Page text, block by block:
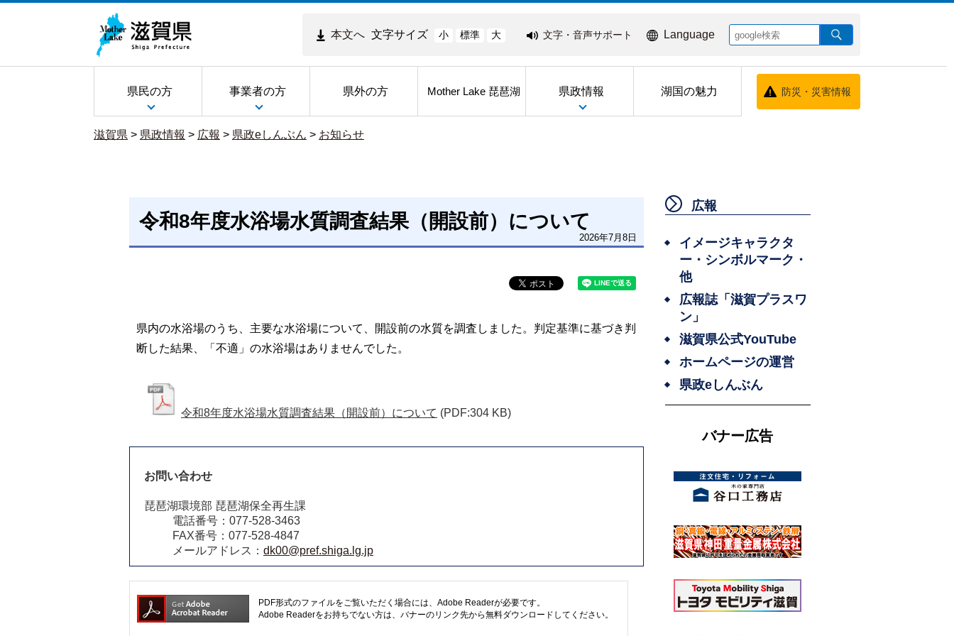
本文へ 文字サイズ 小 標準 大 文字・音声サポート Language
県民の方 事業者の方 県外の方 Mother Lake 琵琶湖 県政情報 湖国の魅力 防災・災害情報
滋賀県 > 県政情報 > 広報 > 県政eしんぶん > お知らせ
令和8年度水浴場水質調査結果（開設前）について
2026年7月8日
県内の水浴場のうち、主要な水浴場について、開設前の水質を調査しました。判定基準に基づき判
断した結果、「不適」の水浴場はありませんでした。
令和8年度水浴場水質調査結果（開設前）について (PDF:304 KB)
お問い合わせ
琵琶湖環境部 琵琶湖保全再生課
電話番号：077-528-3463
FAX番号：077-528-4847
メールアドレス： dk00@pref.shiga.lg.jp
PDF形式のファイルをご覧いただく場合には、Adobe Readerが必要です。
Adobe Readerをお持ちでない方は、バナーのリンク先から無料ダウンロードしてください。
広報
イメージキャラクタ
ー・シンボルマーク・
他
広報誌「滋賀プラスワ
ン」
滋賀県公式YouTube
ホームページの運営
県政eしんぶん
バナー広告